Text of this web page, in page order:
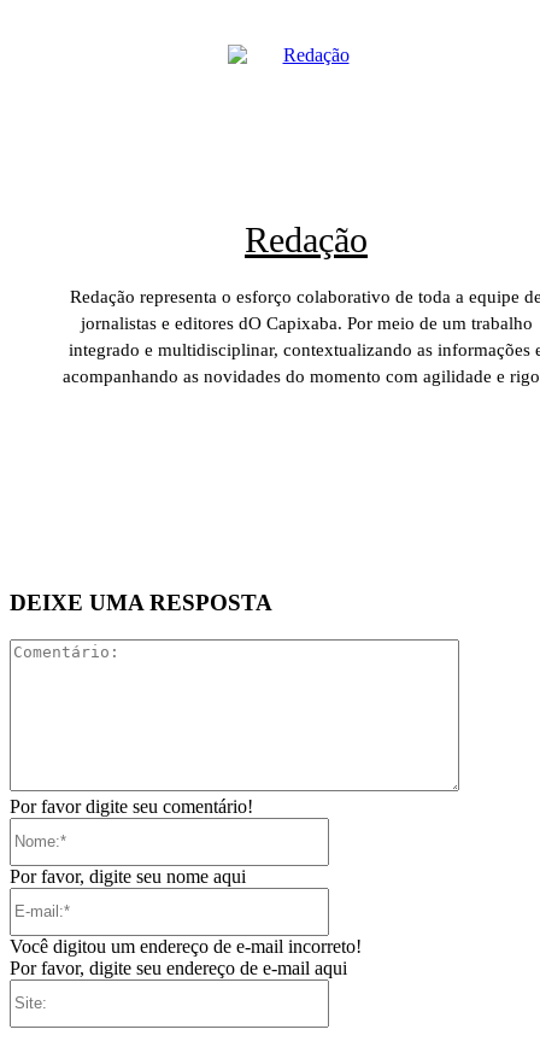
Redação
Redação representa o esforço colaborativo de toda a equipe
jornalistas e editores dO Capixaba. Por meio de um trabalho
integrado e multidisciplinar, contextualizando as informações
acompanhando as novidades do momento com agilidade e
DEIXE UMA RESPOSTA
Por favor digite seu comentário!
Por favor, digite seu nome aqui
Você digitou um endereço de e-mail incorreto!
Por favor, digite seu endereço de e-mail aqui